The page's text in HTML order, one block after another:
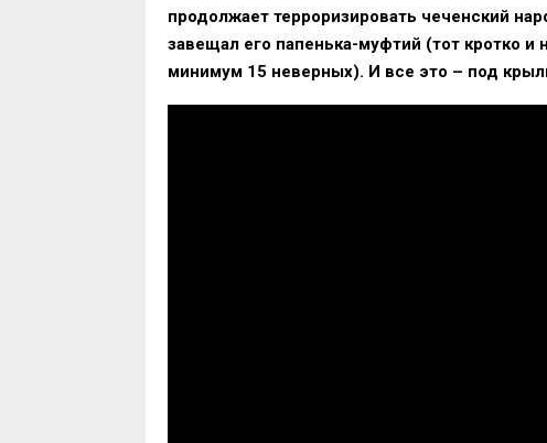
продолжает терроризировать чеченский
завещал его папенька-муфтий (тот кротко
минимум 15 неверных). И все это – под